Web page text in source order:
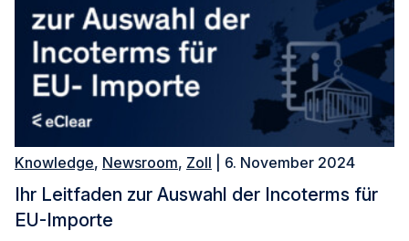
Knowledge, Newsroom, Zoll | 6. November 2024
Ihr Leitfaden zur Auswahl der Incoterms für
EU-Importe